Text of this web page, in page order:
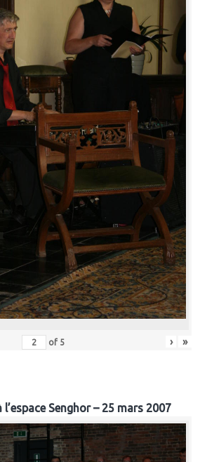
of 5 › »
l’espace Senghor – 25 mars 2007